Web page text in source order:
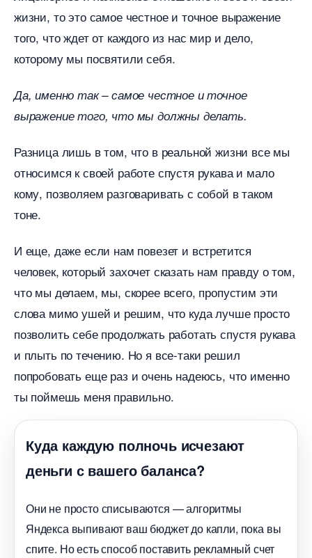
жизни, то это самое честное и точное выражение
того, что ждет от каждого из нас мир и дело,
которому мы посвятили себя.
Да, именно так – самое честное и точное
ыражение того, что мы должны делать.
Разница лишь в том, что в реальной жизни все мы
относимся к своей работе спустя рукава и мало
кому, позволяем разговаривать с собой в таком
тоне.
И еще, даже если нам повезет и встретится
человек, который захочет сказать нам правду о том,
что мы делаем, мы, скорее всего, пропустим эти
слова мимо ушей и решим, что куда лучше просто
позволить себе продолжать работать спустя рукава
и плыть по течению. Но я все-таки решил
попробовать еще раз и очень надеюсь, что именно
ты поймешь меня правильно.
Куда каждую полночь исчезают
деньги с вашего баланса?
Они не просто списываются — алгоритмы
Яндекса выпивают ваш бюджет до капли, пока вы
спите. Но есть способ поставить рекламный счет